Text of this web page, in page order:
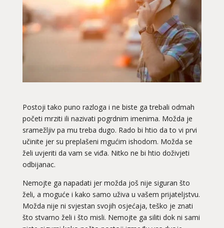
Postoji tako puno razloga i ne biste ga trebali odmah
početi mrziti ili nazivati pogrdnim imenima. Možda je
sramežljiv pa mu treba dugo. Rado bi htio da to vi prvi
učinite jer su preplašeni mgućim ishodom. Možda se
želi uvjeriti da vam se viđa. Nitko ne bi htio doživjeti
odbijanac.
Nemojte ga napadati jer možda još nije siguran što
želi, a moguće i kako samo uživa u vašem prijateljstvu.
Možda nije ni svjestan svojih osjećaja, teško je znati
što stvarno želi i što misli. Nemojte ga siliti dok ni sami